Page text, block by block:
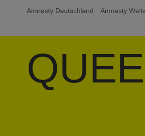
Amnesty Deutschland Amnesty